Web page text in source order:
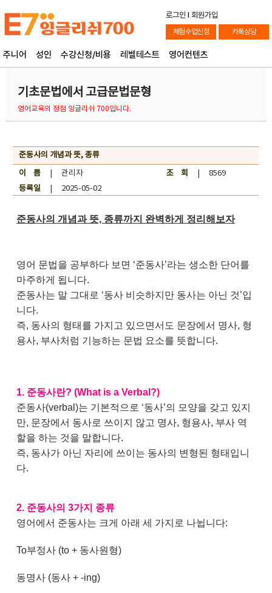
로그인 l 회원가입
체험수업신청 카톡상담
주니어 성인 수강신청/비용 레벨테스트 영어컨텐츠
기초문법에서 고급문법문형
영어교육의 정점 잉글리쉬 700입니다.
준동사의 개념과 뜻, 종류
이 름| 관리자 조 회
| 8569
등록일| 2025-05-02
준동사의 개념과 뜻, 종류까지 완벽하게 정리해보자
영어 문법을 공부하다 보면 ‘준동사’라는 생소한 단어를
마주하게 됩니다.
준동사는 말 그대로 ‘동사 비슷하지만 동사는 아닌 것’입
니다.
즉, 동사의 형태를 가지고 있으면서도 문장에서 명사, 형
용사, 부사처럼 기능하는 문법 요소를 뜻합니다.
1. 준동사란? (What is a Verbal?)
준동사(verbal)는 기본적으로 ‘동사’의 모양을 갖고 있지
만, 문장에서 동사로 쓰이지 않고 명사, 형용사, 부사 역
할을 하는 것을 말합니다.
즉, 동사가 아닌 자리에 쓰이는 동사의 변형된 형태입니
다.
2. 준동사의 3가지 종류
영어에서 준동사는 크게 아래 세 가지로 나뉩니다:
To부정사 (to + 동사원형)
동명사 (동사 + -ing)